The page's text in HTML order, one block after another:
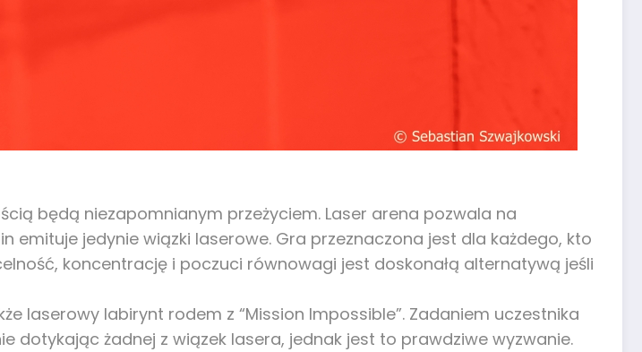
będą niezapomnianym przeżyciem. Laser arena pozwala na
jedynie wiązki laserowe. Gra przeznaczona jest dla każdego, kto
koncentrację i poczuci równowagi jest doskonałą alternatywą jeśli
laserowy labirynt rodem z “Mission Impossible”. Zadaniem uczestnika
dotykając żadnej z wiązek lasera, jednak jest to prawdziwe wyzwanie.